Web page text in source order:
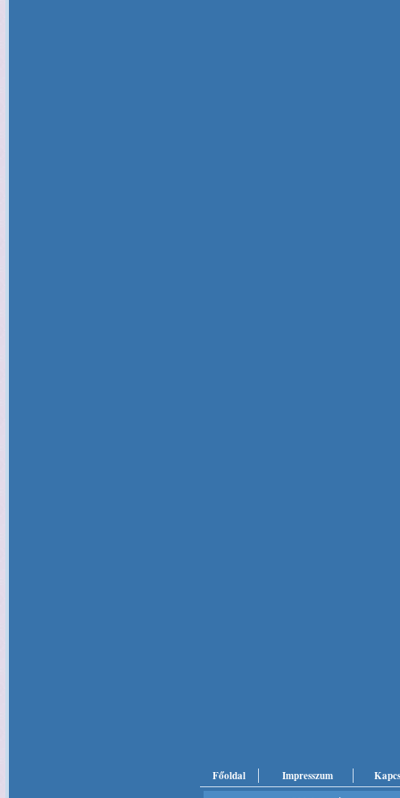
Főoldal Impresszum